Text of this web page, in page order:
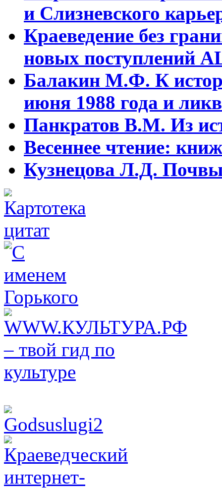
и Слизневского
Краеведение без
новых поступлений
Балакин М.Ф. К
июня 1988 года и
Панкратов В.М. Из
Весеннее чтение:
Кузнецова Л.Д. Почвы